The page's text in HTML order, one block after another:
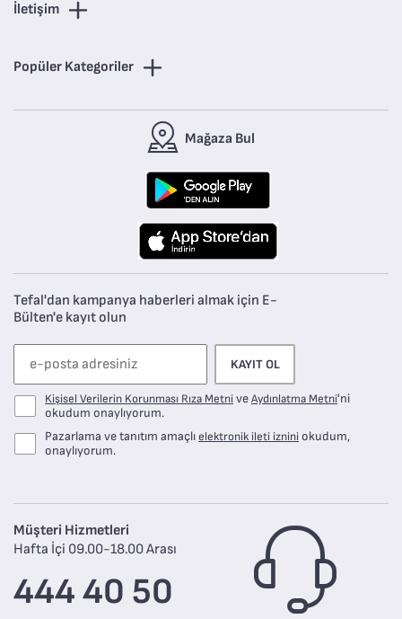
İletişim
Popüler Kategoriler
Mağaza Bul
Tefal'dan kampanya haberleri almak için E-
Bülten'e kayıt olun
KAYIT OL
Kişisel Verilerin Korunması Rıza MetniveAydınlatma Metni'ni
okudum onaylıyorum.
Pazarlama ve tanıtım amaçlıelektronik ileti iznini okudum,
onaylıyorum.
Müşteri Hizmetleri
Hafta İçi 09.00-18.00 Arası
444 40 50